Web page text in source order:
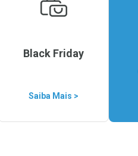
Black Friday
Saiba Mais >